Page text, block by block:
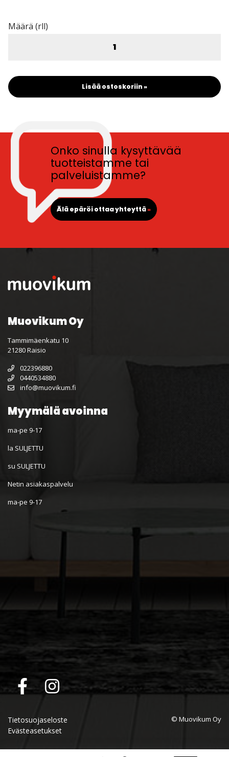
Määrä (rll)
Lisää ostoskoriin »
Onko sinulla kysyttävää
tuotteistamme tai
palveluistamme?
Älä epäröi ottaa yhteyttä»
Muovikum Oy
Tammimäenkatu 10
21280 Raisio
022396880
0440534880
info@muovikum.fi
Myymälä avoinna
ma-pe 9-17
la SULJETTU
su SULJETTU
Netin asiakaspalvelu
ma-pe 9-17
Tietosuojaseloste
Evästeasetukset
© Muovikum Oy